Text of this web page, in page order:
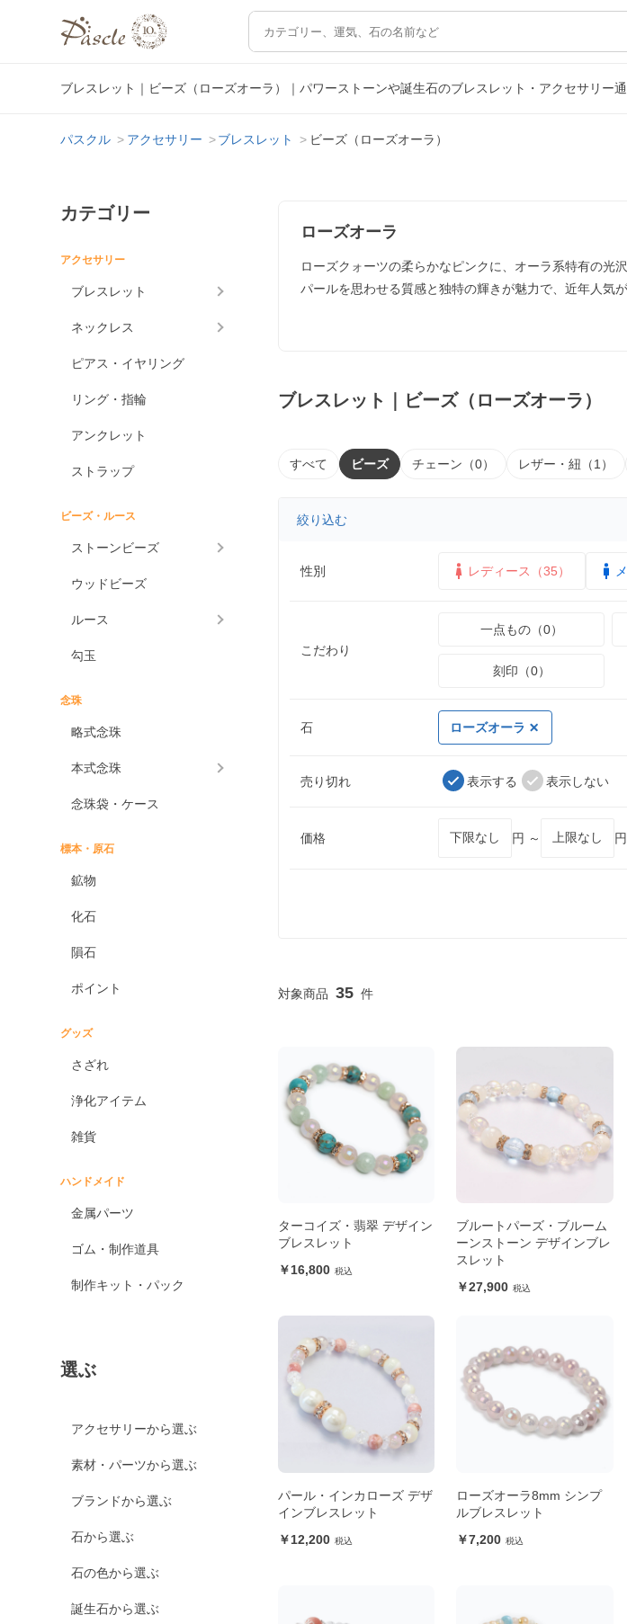
ブレスレット｜ビーズ（ローズオーラ）｜パワーストーンや誕生石のブレスレット・アクセサリー
パスクル アクセサリー ブレスレット ビーズ（ローズオーラ）
カテゴリー
アクセサリー
ブレスレット
ネックレス
ピアス・イヤリング
リング・指輪
アンクレット
ストラップ
ビーズ・ルース
ストーンビーズ
ウッドビーズ
ルース
勾玉
念珠
略式念珠
本式念珠
念珠袋・ケース
標本・原石
鉱物
化石
隕石
ポイント
グッズ
さざれ
浄化アイテム
雑貨
ハンドメイド
金属パーツ
ゴム・制作道具
制作キット・パック
選ぶ
アクセサリーから選ぶ
素材・パーツから選ぶ
ブランドから選ぶ
石から選ぶ
石の色から選ぶ
誕生石から選ぶ
ローズオーラ
ローズクォーツの柔らかなピンクに、オーラ系特有の光
パールを思わせる質感と独特の輝きが魅力で、近年人気
ブレスレット｜ビーズ（ローズオーラ）
すべて ビーズ チェーン（0） レザー・紐（1）
絞り込む
性別 レディース（35）
こだわり
一点もの（0）
刻印（0）
石 ローズオーラ
売り切れ 表示する 表示しない
価格 円 ～ 円
35
ターコイズ・翡翠 デザイン
ブレスレット
16,800
ブルートパーズ・ブルーム
ーンストーン デザインブレ
スレット
27,900
パール・インカローズ デザ
インブレスレット
12,200
ローズオーラ8mm シンプ
ルブレスレット
7,200